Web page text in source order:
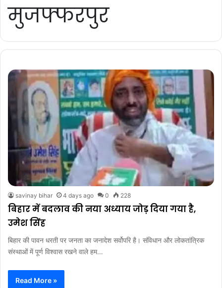
मुजफ्फरपुर
savinay bihar 4 days ago 0 228
बिहार में बदलाव की नया अध्याय जोड़ दिया गया है,
उमेश सिंह
बिहार की पावन धरती पर जनता का जनादेश सर्वोपरि है। संविधान और लोकतांत्रिक
संस्थाओं में पूर्ण विश्वास रखने वाले हम…
Read More »